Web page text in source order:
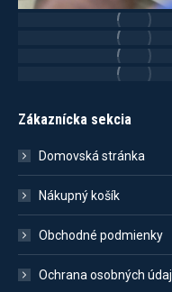
Zákaznícka sekcia
Domovská stránka
Nákupný košík
Obchodné podmienky
Ochrana osobných